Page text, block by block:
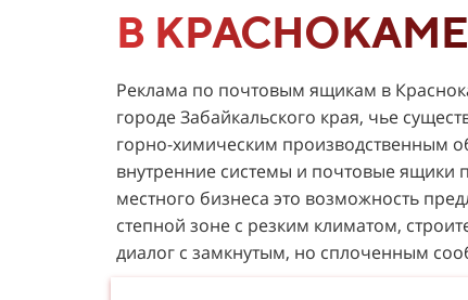
В
Реклама по почтовым ящикам в
городе Забайкальского края, чье
горно-химическим производственным
внутренние системы и почтовые ящики
местного бизнеса это возможность
степной зоне с резким климатом,
диалог с замкнутым, но сплоченным